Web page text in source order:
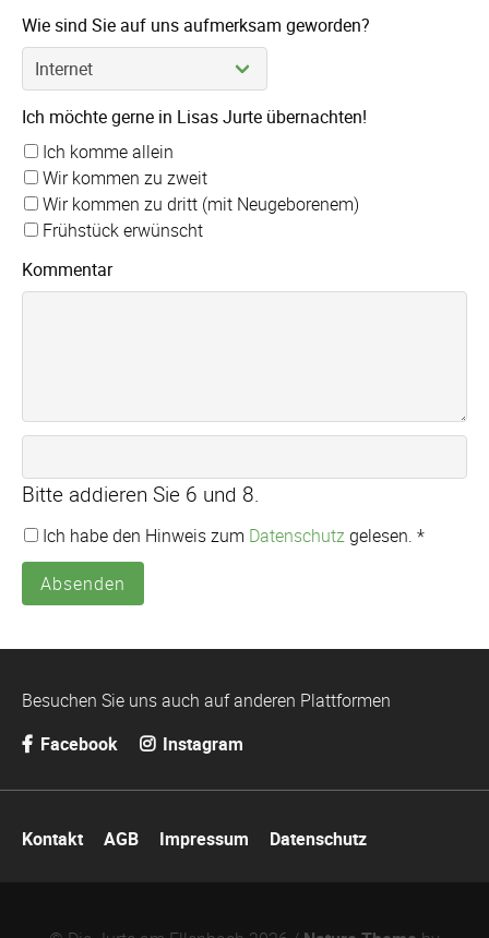
Wie sind Sie auf uns aufmerksam geworden?
Ich möchte gerne in Lisas Jurte übernachten!
Ich komme allein
Wir kommen zu zweit
Wir kommen zu dritt (mit Neugeborenem)
Frühstück erwünscht
Kommentar
Bitte addieren Sie 6 und 8.
Ich habe den Hinweis zum Datenschutzgelesen. *
Absenden
Besuchen Sie uns auch auf anderen Plattformen
Facebook
Instagram
überspringen
Kontakt AGB Impressum Datenschutz